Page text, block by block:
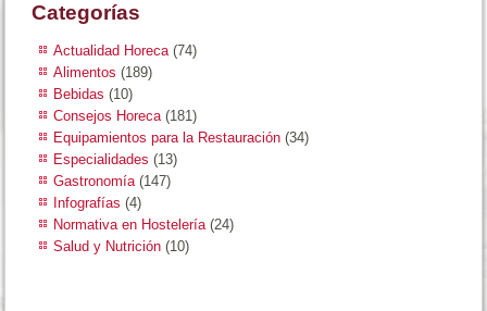
Categorías
Actualidad Horeca(74)
Alimentos (189)
Bebidas (10)
Consejos Horeca(181)
Equipamientos para la Restauración (34)
Especialidades (13)
Gastronomía(147)
Infografías (4)
Normativa en Hostelería(24)
Salud y Nutrición (10)